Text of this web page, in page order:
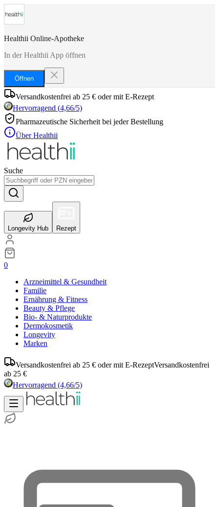
Healthii Online-Apotheke
In der Healthii App öffnen
Öffnen
Versandkostenfrei ab 25 € oder mit E-Rezept
Hervorragend (4,66/5)
Pharmazeutische Sicherheit bei jeder Bestellung
Über Healthii
Suche
Longevity Hub Rezept
0
Arzneimittel & Gesundheit
Familie
Ernährung & Fitness
Beauty & Pflege
Bio- & Naturprodukte
Dermokosmetik
Longevity
Marken
Versandkostenfrei ab 25 € oder mit E-RezeptVersandkostenfrei
ab 25 €
Hervorragend (4,66/5)